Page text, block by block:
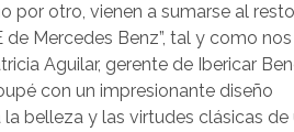
por otro, vienen a sumarse al
de Mercedes Benz”, tal y como nos
Aguilar, gerente de Ibericar
con un impresionante diseño
belleza y las virtudes clásicas de